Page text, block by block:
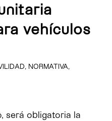
vehículos
, NORMATIVA,
será obligatoria la